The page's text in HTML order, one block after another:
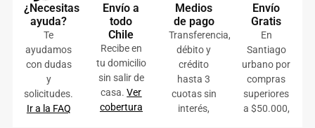
¿Necesitas
ayuda?
Te
ayudamos
con dudas
y
solicitudes.
Ir a la FAQ
Envío a
todo
Chile
Recibe en
tu domicilio
sin salir de
casa.Ver
cobertura
Medios
de pago
Transferencia,
débito y
crédito
hasta 3
cuotas sin
interés,
Envío
Gratis
En
Santiago
urbano por
compras
superiores
a $50.000,